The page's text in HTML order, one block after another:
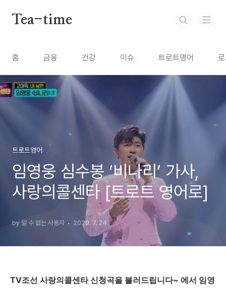
Tea-time
홈 금융 건강 이슈 트로트영어
트로트영어
임영웅 심수봉 ‘비나리’ 가사,
사랑의콜센타 [트로트 영어로]
by 알 수 없는 사용자 2020. 7. 24.
TV조선 사랑의콜센타 신청곡을 불러드립니다~ 에서 임영